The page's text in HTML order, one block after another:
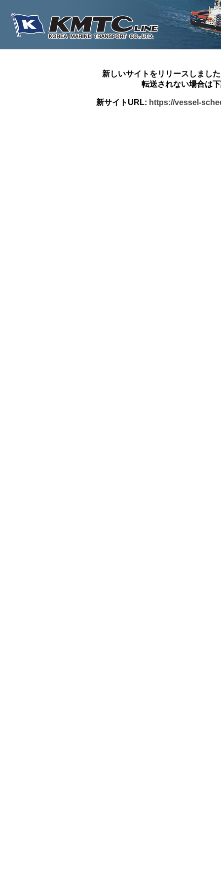
新しいサイトをリリースしまし
転送されない場合は
新サイトURL: https://vessel-